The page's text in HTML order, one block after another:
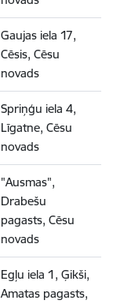
Gaujas iela 17,
Cēsis, Cēsu
novads
Spriņģu iela 4,
Līgatne, Cēsu
novads
"Ausmas",
Drabešu
pagasts, Cēsu
novads
Egļu iela 1, Ģikši,
Amatas pagasts,